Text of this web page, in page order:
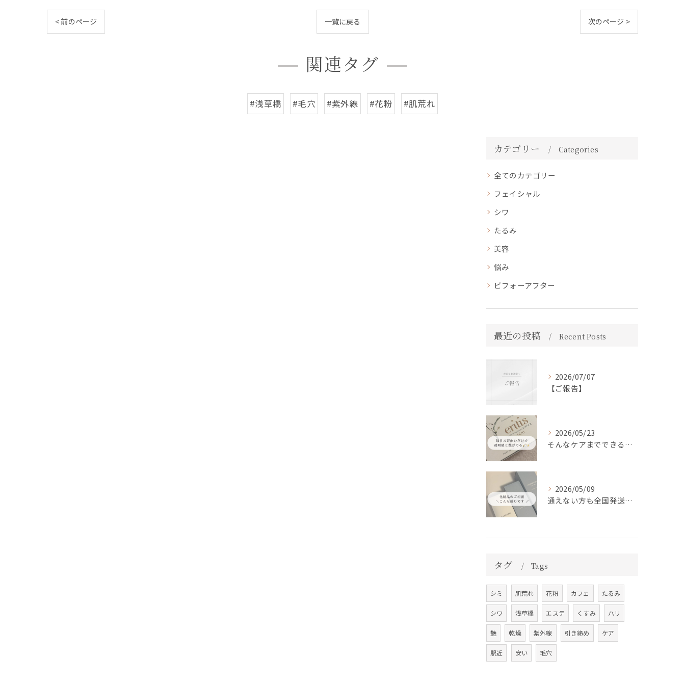
< 前のページ 一覧に戻る 次のページ >
関連タグ
#浅草橋 #毛穴 #紫外線 #花粉 #肌荒れ
カテゴリー Categories
全てのカテゴリー
フェイシャル
シワ
たるみ
美容
悩み
ビフォーアフター
最近の投稿 Recent Posts
2026/07/07
【ご報告】
2026/05/23
そんなケアまでできるの！？
2026/05/09
通えない方も全国発送中📦✨
タグ Tags
シミ 肌荒れ 花粉 カフェ たるみ
シワ 浅草橋 エステ くすみ ハリ
艶 乾燥 紫外線 引き締め ケア
駅近 安い 毛穴